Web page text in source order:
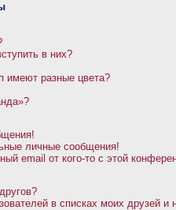
в них?
имеют разные цвета?
личные сообщения!
email от кого-то с этой
в списках моих друзей и